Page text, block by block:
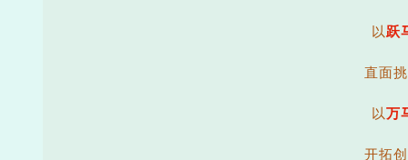
以跃
直面
以万
开拓